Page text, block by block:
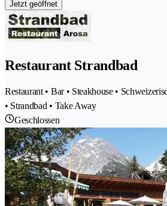
Jetzt geöffnet
Restaurant Strandbad
Restaurant • Bar • Steakhouse •
• Strandbad • Take Away
Geschlossen